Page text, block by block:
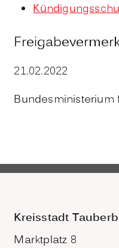
21.02.2022
Bundesministerium
Kreisstadt
Marktplatz 8